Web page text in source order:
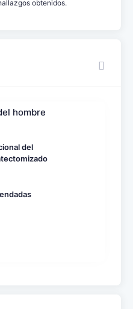
obtenidos.
hombre
del